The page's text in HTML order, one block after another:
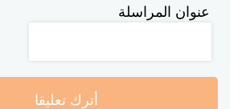
عنوان المراسلة
أترك تعليقا